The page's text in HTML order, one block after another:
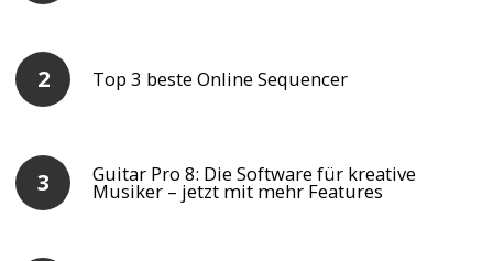
Top 3 beste Online Sequencer
Guitar Pro 8: Die Software für kreative
Musiker – jetzt mit mehr Features